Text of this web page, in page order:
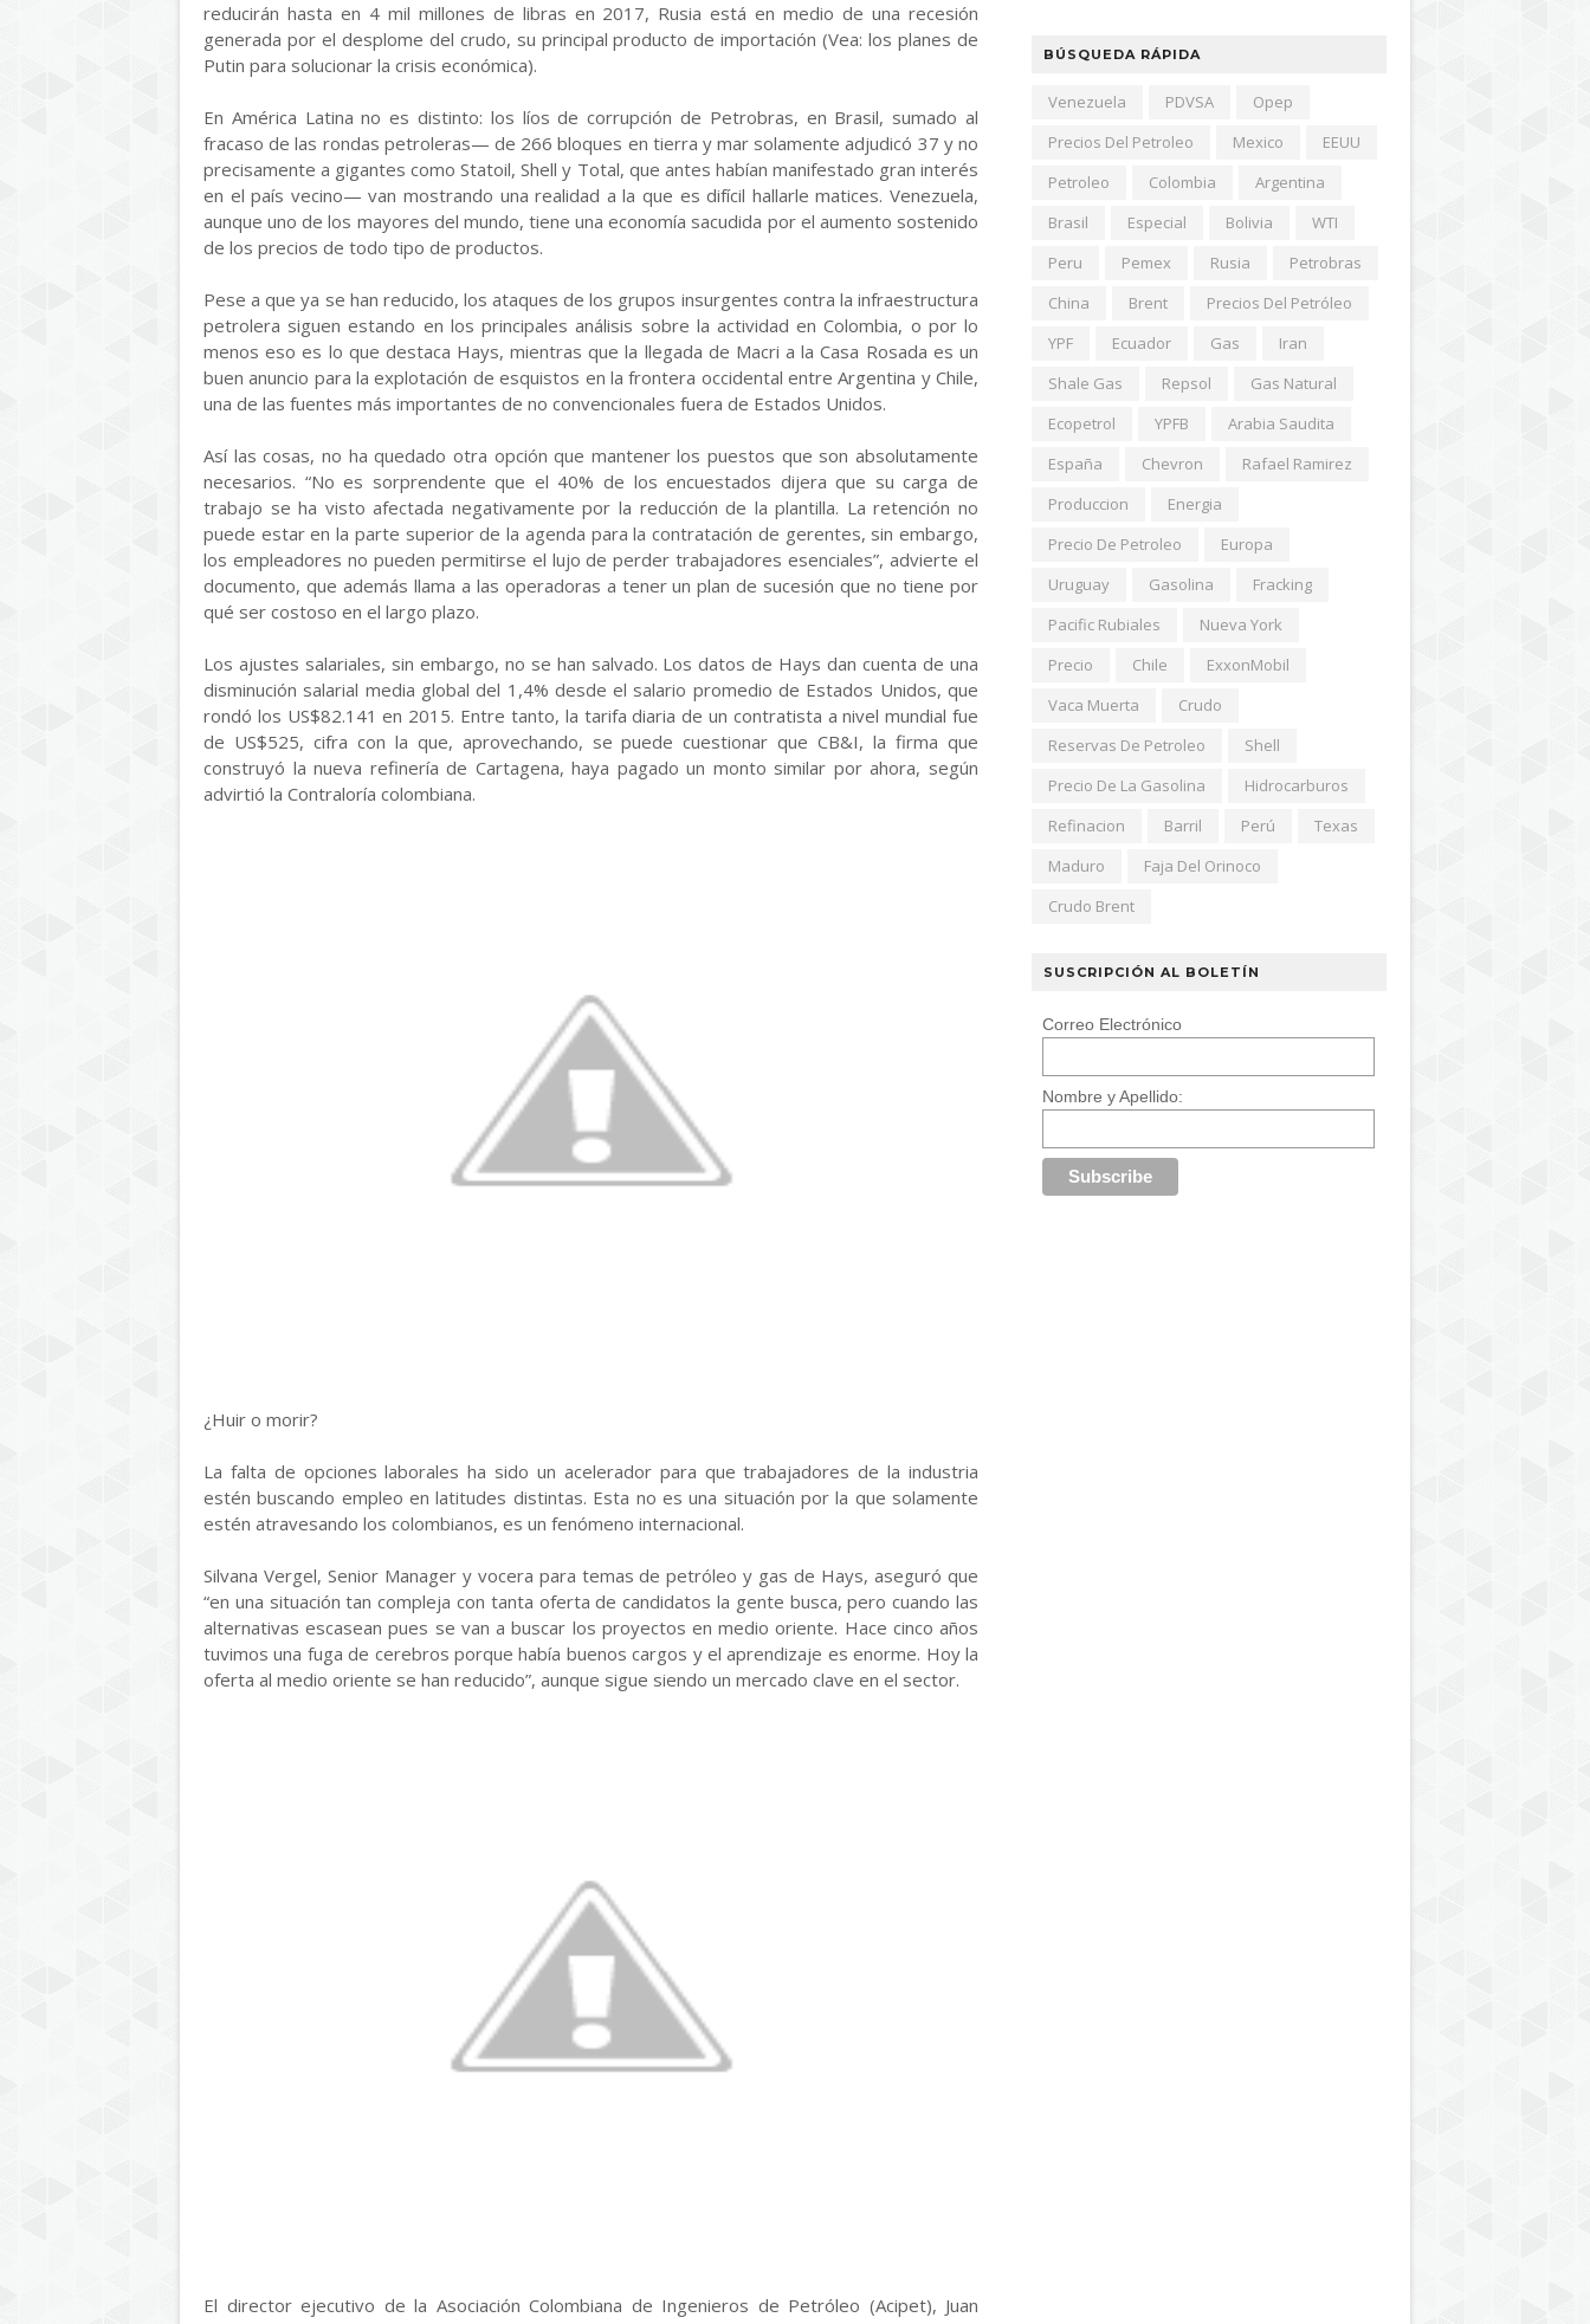
reducirán hasta en 4 mil millones de libras en 2017, Rusia está en medio de una recesión
generada por el desplome del crudo, su principal producto de importación (Vea: los planes de
Putin para solucionar la crisis económica).
En América Latina no es distinto: los líos de corrupción de Petrobras, en Brasil, sumado al
fracaso de las rondas petroleras— de 266 bloques en tierra y mar solamente adjudicó 37 y no
precisamente a gigantes como Statoil, Shell y Total, que antes habían manifestado gran interés
en el país vecino— van mostrando una realidad a la que es difícil hallarle matices. Venezuela,
aunque uno de los mayores del mundo, tiene una economía sacudida por el aumento sostenido
de los precios de todo tipo de productos.
Pese a que ya se han reducido, los ataques de los grupos insurgentes contra la infraestructura
petrolera siguen estando en los principales análisis sobre la actividad en Colombia, o por lo
menos eso es lo que destaca Hays, mientras que la llegada de Macri a la Casa Rosada es un
buen anuncio para la explotación de esquistos en la frontera occidental entre Argentina y Chile,
una de las fuentes más importantes de no convencionales fuera de Estados Unidos.
Así las cosas, no ha quedado otra opción que mantener los puestos que son absolutamente
necesarios. “No es sorprendente que el 40% de los encuestados dijera que su carga de
trabajo se ha visto afectada negativamente por la reducción de la plantilla. La retención no
puede estar en la parte superior de la agenda para la contratación de gerentes, sin embargo,
los empleadores no pueden permitirse el lujo de perder trabajadores esenciales”, advierte el
documento, que además llama a las operadoras a tener un plan de sucesión que no tiene por
qué ser costoso en el largo plazo.
Los ajustes salariales, sin embargo, no se han salvado. Los datos de Hays dan cuenta de una
disminución salarial media global del 1,4% desde el salario promedio de Estados Unidos, que
rondó los US$82.141 en 2015. Entre tanto, la tarifa diaria de un contratista a nivel mundial fue
de US$525, cifra con la que, aprovechando, se puede cuestionar que CB&I, la firma que
construyó la nueva refinería de Cartagena, haya pagado un monto similar por ahora, según
advirtió la Contraloría colombiana.
¿Huir o morir?
La falta de opciones laborales ha sido un acelerador para que trabajadores de la industria
estén buscando empleo en latitudes distintas. Esta no es una situación por la que solamente
estén atravesando los colombianos, es un fenómeno internacional.
Silvana Vergel, Senior Manager y vocera para temas de petróleo y gas de Hays, aseguró que
“en una situación tan compleja con tanta oferta de candidatos la gente busca, pero cuando las
alternativas escasean pues se van a buscar los proyectos en medio oriente. Hace cinco años
tuvimos una fuga de cerebros porque había buenos cargos y el aprendizaje es enorme. Hoy la
oferta al medio oriente se han reducido”, aunque sigue siendo un mercado clave en el sector.
El director ejecutivo de la Asociación Colombiana de Ingenieros de Petróleo (Acipet), Juan
BÚSQUEDA RÁPIDA
Venezuela PDVSA
Opep
Precios Del Petroleo
Mexico
EEUU
Petroleo
Colombia
Argentina
Brasil
Especial Bolivia
WTI
Peru
Pemex Rusia
Petrobras
China
Brent
Precios Del Petróleo
YPF
Ecuador Gas
Iran
Shale Gas
Repsol
Gas Natural
Ecopetrol
YPFB
Arabia Saudita
España
Chevron
Rafael Ramirez
Produccion
Energia
Precio De Petroleo
Europa
Uruguay
Gasolina
Fracking
Pacific Rubiales
Nueva York
Precio
Chile
ExxonMobil
Vaca Muerta
Crudo
Reservas De Petroleo
Shell
Precio De La Gasolina
Hidrocarburos
Refinacion
Barril Perú
Texas
Maduro
Faja Del Orinoco
Crudo Brent
SUSCRIPCIÓN AL BOLETÍN
Correo Electrónico
Nombre y Apellido: